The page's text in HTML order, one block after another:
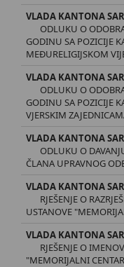
VLADA KANTONA
ODLUKU O
GODINU SA POZICIJE
MEĐURELIGIJSKOM
VLADA KANTONA
ODLUKU O
GODINU SA POZICIJE
VJERSKIM
VLADA KANTONA
ODLUKU O
ČLANA UPRAVNOG
VLADA KANTONA
RJEŠENJE O
USTANOVE
VLADA KANTONA
RJEŠENJE O
"MEMORIJALNI